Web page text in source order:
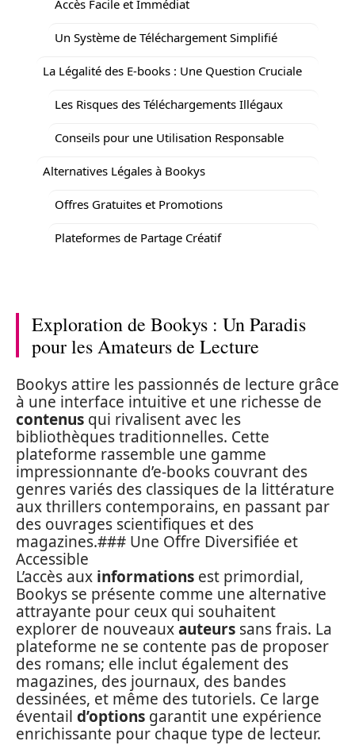
Accès Facile et Immédiat
Un Système de Téléchargement Simplifié
La Légalité des E-books : Une Question Cruciale
Les Risques des Téléchargements Illégaux
Conseils pour une Utilisation Responsable
Alternatives Légales à Bookys
Offres Gratuites et Promotions
Plateformes de Partage Créatif
Exploration de Bookys : Un Paradis
pour les Amateurs de Lecture
Bookys attire les passionnés de lecture grâce
à une interface intuitive et une richesse de
contenus qui rivalisent avec les
bibliothèques traditionnelles. Cette
plateforme rassemble une gamme
impressionnante d’e-books couvrant des
genres variés des classiques de la littérature
aux thrillers contemporains, en passant par
des ouvrages scientifiques et des
magazines.### Une Offre Diversifiée et
Accessible
L’accès aux informations est primordial,
Bookys se présente comme une alternative
attrayante pour ceux qui souhaitent
explorer de nouveauxauteurs sans frais. La
plateforme ne se contente pas de proposer
des romans; elle inclut également des
magazines, des journaux, des bandes
dessinées, et même des tutoriels. Ce large
éventail d’options garantit une expérience
enrichissante pour chaque type de lecteur.